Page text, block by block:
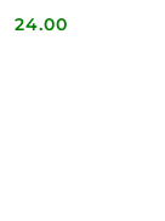
Cena:
24.00